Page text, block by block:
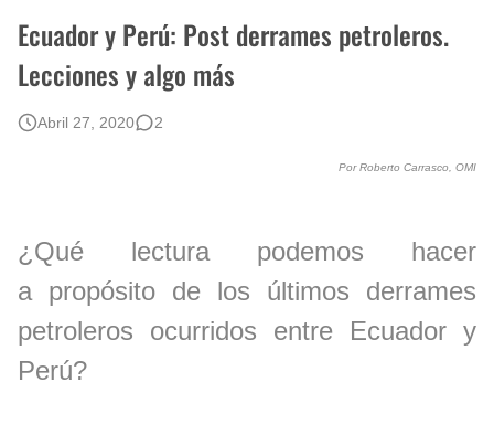
Ecuador y Perú: Post derrames petroleros.
Lecciones y algo más
Abril 27, 2020 2
Por Roberto Carrasco, OMI
¿Qué lectura podemos hacer
a propósito de los últimos derrames
petroleros ocurridos entre Ecuador y
Perú?